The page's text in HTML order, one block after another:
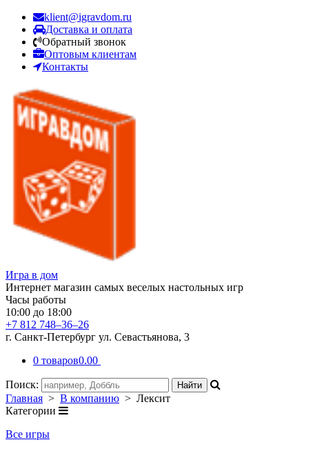
klient@igravdom.ru
Доставка и оплата
Обратный звонок
Оптовым клиентам
Контакты
Игра в дом
Интернет магазин самых веселых настольных игр
Часы работы
10:00 до 18:00
+7 812 748–36–26
г. Санкт-Петербург ул. Севастьянова, 3
0 товаров0.00
Поиск:
Главная > В компанию > Лексит
Категории
Все игры